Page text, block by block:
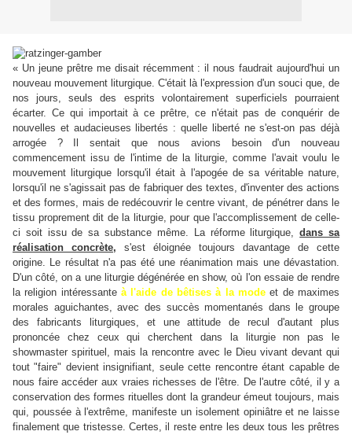
« Un jeune prêtre me disait récemment : il nous faudrait aujourd'hui un
nouveau mouvement liturgique. C'était là l'expression d'un souci que, de
nos jours, seuls des esprits volontairement superficiels pourraient
écarter. Ce qui importait à ce prêtre, ce n'était pas de conquérir de
nouvelles et audacieuses libertés : quelle liberté ne s'est-on pas déjà
arrogée ? Il sentait que nous avions besoin d'un nouveau
commencement issu de l'intime de la liturgie, comme l'avait voulu le
mouvement liturgique lorsqu'il était à l'apogée de sa véritable nature,
lorsqu'il ne s'agissait pas de fabriquer des textes, d'inventer des actions
et des formes, mais de redécouvrir le centre vivant, de pénétrer dans le
tissu proprement dit de la liturgie, pour que l'accomplissement de celle-
ci soit issu de sa substance même. La réforme liturgique,dans sa
réalisation concrète, s'est éloignée toujours davantage de cette
origine. Le résultat n'a pas été une réanimation mais une dévastation.
D'un côté, on a une liturgie dégénérée en show, où l'on essaie de rendre
la religion intéressante à l'aide de bêtises à la mode et de maximes
morales aguichantes, avec des succès momentanés dans le groupe
des fabricants liturgiques, et une attitude de recul d'autant plus
prononcée chez ceux qui cherchent dans la liturgie non pas le
showmaster spirituel, mais la rencontre avec le Dieu vivant devant qui
tout "faire" devient insignifiant, seule cette rencontre étant capable de
nous faire accéder aux vraies richesses de l'être. De l'autre côté, il y a
conservation des formes rituelles dont la grandeur émeut toujours, mais
qui, poussée à l'extrême, manifeste un isolement opiniâtre et ne laisse
finalement que tristesse. Certes, il reste entre les deux tous les prêtres